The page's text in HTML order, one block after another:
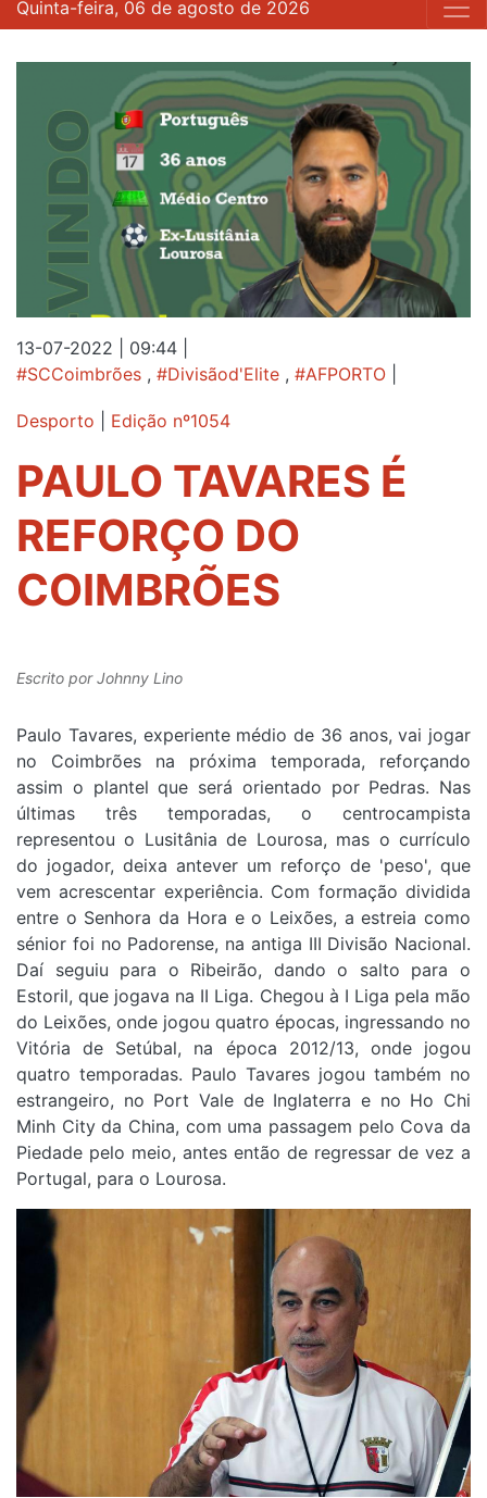
Quinta-feira, 06 de agosto de 2026
13-07-2022 | 09:44
#SCCoimbrões , #Divisãod'Elite , #AFPORTO
Desporto Edição nº1054
PAULO TAVARES É
REFORÇO DO
COIMBRÕES
Escrito porJohnny Lino
Paulo Tavares, experiente médio de 36 anos, vai jogar
no Coimbrões na próxima temporada, reforçando
assim o plantel que será orientado por Pedras. Nas
últimas três temporadas, o centrocampista
representou o Lusitânia de Lourosa, mas o currículo
do jogador, deixa antever um reforço de 'peso', que
vem acrescentar experiência. Com formação dividida
entre o Senhora da Hora e o Leixões, a estreia como
sénior foi no Padorense, na antiga III Divisão Nacional.
Daí seguiu para o Ribeirão, dando o salto para o
Estoril, que jogava na II Liga. Chegou à I Liga pela mão
do Leixões, onde jogou quatro épocas, ingressando no
Vitória de Setúbal, na época 2012/13, onde jogou
quatro temporadas. Paulo Tavares jogou também no
estrangeiro, no Port Vale de Inglaterra e no Ho Chi
Minh City da China, com uma passagem pelo Cova da
Piedade pelo meio, antes então de regressar de vez a
Portugal, para o Lourosa.